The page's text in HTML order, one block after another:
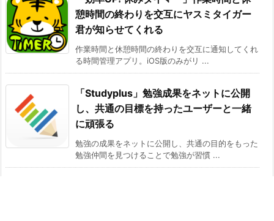
憩時間の終わりを交互にヤスミタイガー
君が知らせてくれる
作業時間と休憩時間の終わりを交互に通知してくれ
る時間管理アプリ。iOS版のみがリ ...
「Studyplus」勉強成果をネットに公開
し、共通の目標を持ったユーザーと一緒
に頑張る
勉強の成果をネットに公開し、共通の目的をもった
勉強仲間を見つけることで勉強が習慣 ...